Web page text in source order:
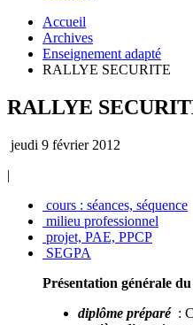
Accueil
Archives
Enseignement adapté
RALLYE SECURITE
RALLYE
jeudi 9 février 2012
|
cours : séances, séquence
milieu professionnel
projet, PAE, PPCP
SEGPA
Présentation générale
diplôme préparé :